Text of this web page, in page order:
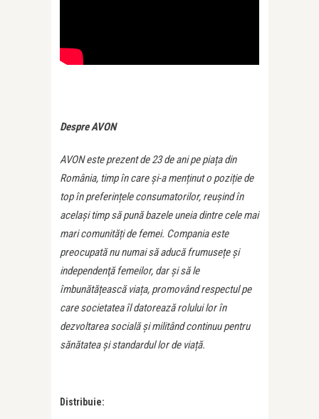
Despre AVON
AVON este prezent de 23 de ani pe piața din
România, timp în care și-a menținut o poziție de
top în preferințele consumatorilor, reușind în
același timp să pună bazele uneia dintre cele mai
mari comunități de femei. Compania este
preocupată nu numai să aducă frumusețe și
independenţă femeilor, dar și să le
îmbunătățească viața, promovând respectul pe
care societatea îl datorează rolului lor în
dezvoltarea socială și militând continuu pentru
sănătatea și standardul lor de viață.
Distribuie: